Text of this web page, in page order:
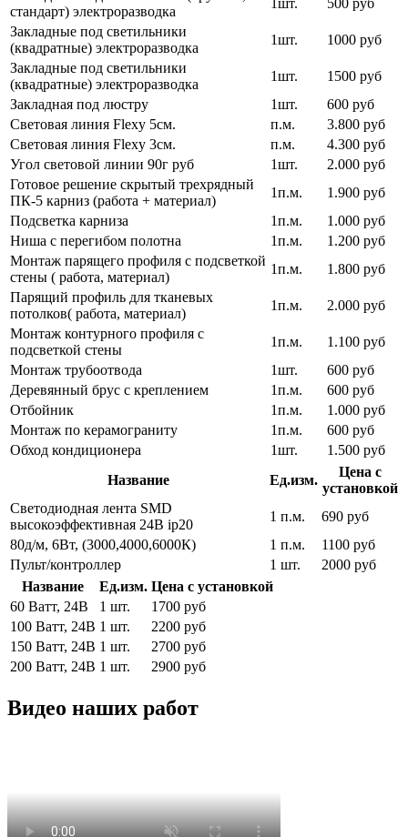
стандарт) электроразводка
1шт.
500 руб
Закладные под светильники
(квадратные) электроразводка
1шт.
1000 руб
Закладные под светильники
(квадратные) электроразводка
1шт.
1500 руб
Закладная под люстру
1шт.
600 руб
Световая линия Flexy 5см.
п.м.
3.800 руб
Световая линия Flexy 3см.
п.м.
4.300 руб
Угол световой линии 90г руб
1шт.
2.000 руб
Готовое решение скрытый трехрядный
ПК-5 карниз (работа + материал)
1п.м.
1.900 руб
Подсветка карниза
1п.м.
1.000 руб
Ниша с перегибом полотна
1п.м.
1.200 руб
Монтаж парящего профиля с подсветкой
стены ( работа, материал)
1п.м.
1.800 руб
Парящий профиль для тканевых
потолков( работа, материал)
1п.м.
2.000 руб
Монтаж контурного профиля с
подсветкой стены
1п.м.
1.100 руб
Монтаж трубоотвода
1шт.
600 руб
Деревянный брус с креплением
1п.м.
600 руб
Отбойник
1п.м.
1.000 руб
Монтаж по керамограниту
1п.м.
600 руб
Обход кондиционера
1шт.
1.500 руб
Название
Ед.изм.
Цена с
установкой
Светодиодная лента SMD
высокоэффективная 24В ip20
1 п.м.
690 руб
80д/м, 6Вт, (3000,4000,6000К)
1 п.м.
1100 руб
Пульт/контроллер
1 шт.
2000 руб
Название
Ед.изм. Цена с установкой
60 Ватт, 24В
1 шт.
1700 руб
100 Ватт, 24В 1 шт.
2200 руб
150 Ватт, 24В 1 шт.
2700 руб
200 Ватт, 24В 1 шт. 2900 руб
Видео наших работ